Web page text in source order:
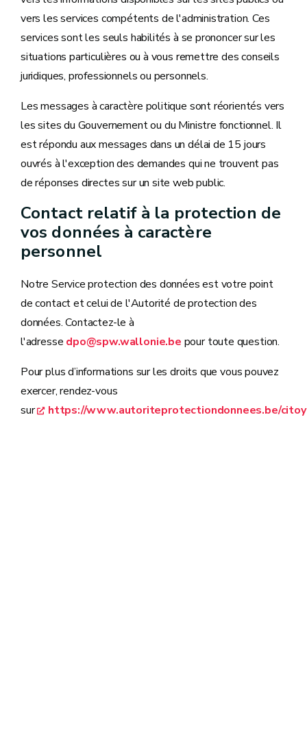
vers les services compétents de l'administration. Ces
services sont les seuls habilités à se prononcer sur les
situations particulières ou à vous remettre des conseils
juridiques, professionnels ou personnels.
Les messages à caractère politique sont réorientés vers
les sites du Gouvernement ou du Ministre fonctionnel. Il
est répondu aux messages dans un délai de 15 jours
ouvrés à l'exception des demandes qui ne trouvent pas
de réponses directes sur un site web public.
Contact relatif à la protection de
vos données à caractère
personnel
Notre Service protection des données est votre point
de contact et celui de l'Autorité de protection des
données. Contactez-le à
l'adresse dpo@spw.wallonie.be pour toute question.
Pour plus d’informations sur les droits que vous pouvez
exercer, rendez-vous
sur
https://www.autoriteprotectiondonnees.be/